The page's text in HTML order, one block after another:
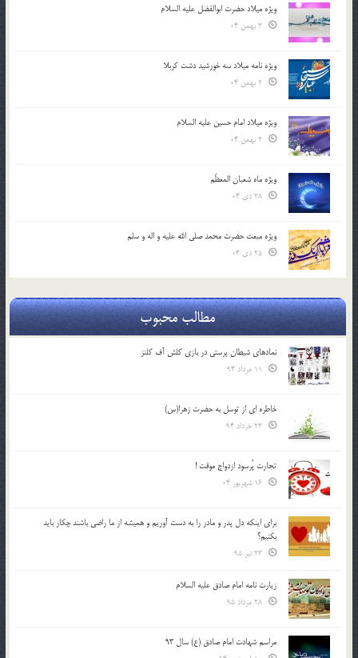
ویژه میلاد حضرت ابوالفضل علیه السلام
ویژه نامه میلاد سه خورشید دشت کربلا
ویژه میلاد امام حسین علیه السلام
ویژه ماه شعبان المعظّم
ویژه مبعث حضرت محمد صلی الله علیه و اله و سلم
مطالب محبوب
نمادهای شیطان پرستی در بازی کلش آف کلنز
خاطره ای از توسل به حضرت زهرا(س)
تجارت پُرسود ازدواج موقت !
براي اينكه دل پدر و مادر را به دست آوريم و هميشه از ما راضي باشند چكار بايد
بكنيم؟
زیارت نامه امام صادق علیه السلام
مراسم شهادت امام صادق (ع) سال 93